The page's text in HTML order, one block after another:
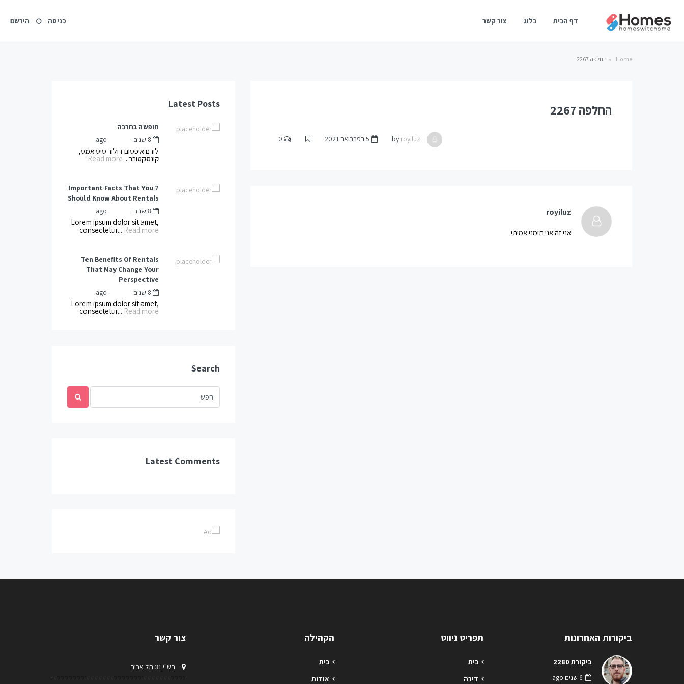
דף הבית בלוג צור קשר כניסה הירשם
Home החלפה 2267
החלפה 2267
royiluz
royiluz
אני זה אני תימני אמיתי
Latest Posts
חופשה בחרבה
לורם איפסום דולור סיט אמט,
קונסקטורר... Read more
7 Important Facts That You
Should Know About Rentals
Lorem ipsum dolor sit amet,
consectetur... Read more
Ten Benefits Of Rentals
That May Change Your
Perspective
Lorem ipsum dolor sit amet,
consectetur... Read more
Search
Latest Comments
ביקורות האחרונות
ביקורת 2280
6 שנים ago
תפריט ניווט
בית
דירה
הקהילה
בית
אודות
צור קשר
רש"י 31 תל אביב